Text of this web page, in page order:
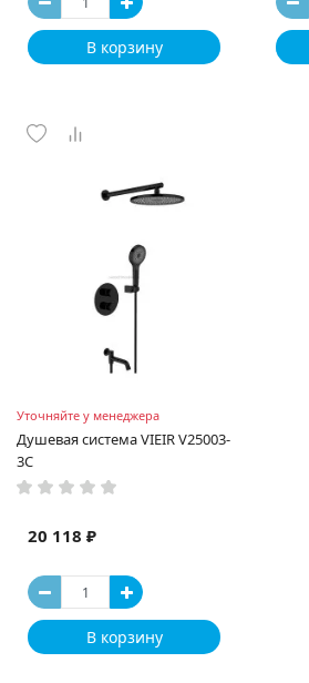
В корзину
Уточняйте у менеджера
Душевая система VIEIR V25003-
3C
20 118 ₽
В корзину